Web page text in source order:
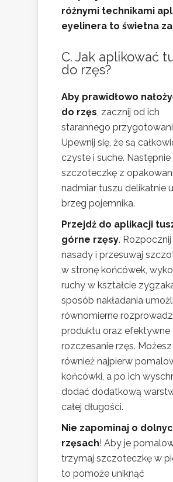
różnymi technikami
eyelinera to świetna
C. Jak aplikować
do rzęs?
Aby prawidłowo
do rzęs , zacznij od ich
starannego
Upewnij się, że są
czyste i suche. Następnie
szczoteczkę z
nadmiar tuszu delikatnie
brzeg pojemnika.
Przejdź do aplikacji
górne rzęsy.
nasady i przesuwaj
w stronę końcówek,
ruchy w kształcie
sposób nakładania
równomierne
produktu oraz efektywne
rozczesanie rzęs. Możesz
również najpierw
końcówki, a po ich
dodać dodatkową
całej długości.
Nie zapominaj o
rzęsach! Aby je
trzymaj szczoteczkę w
to pomoże uniknąć